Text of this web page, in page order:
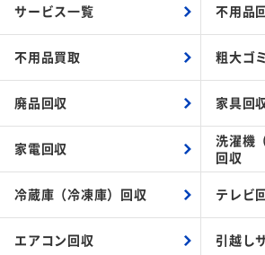
サービス一覧 不用品
不用品買取 粗大ゴ
廃品回収 家具回
家電回収
洗濯機
回収
冷蔵庫（冷凍庫）回収 テレビ
エアコン回収 引越し